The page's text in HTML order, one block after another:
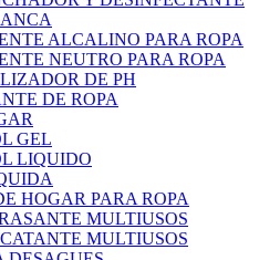
ALCALINO PARA ROPA
NEUTRO PARA ROPA
DE PH
DE ROPA
GEL
LIQUIDO
HOGAR PARA ROPA
MULTIUSOS
MULTIUSOS